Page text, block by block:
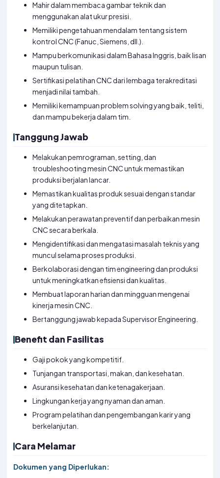
Mahir dalam membaca gambar teknik dan
menggunakan alat ukur presisi.
Memiliki pengetahuan mendalam tentang sistem
kontrol CNC (Fanuc, Siemens, dll.).
Mampu berkomunikasi dalam Bahasa Inggris, baik lisan
maupun tulisan.
Sertifikasi pelatihan CNC dari lembaga terakreditasi
menjadi nilai tambah.
Memiliki kemampuan problem solving yang baik, teliti,
dan mampu bekerja dalam tim.
Tanggung Jawab
Melakukan pemrograman, setting, dan
troubleshooting mesin CNC untuk memastikan
produksi berjalan lancar.
Memastikan kualitas produk sesuai dengan standar
yang ditetapkan.
Melakukan perawatan preventif dan perbaikan mesin
CNC secara berkala.
Mengidentifikasi dan mengatasi masalah teknis yang
muncul selama proses produksi.
Berkolaborasi dengan tim engineering dan produksi
untuk meningkatkan efisiensi dan kualitas.
Membuat laporan harian dan mingguan mengenai
kinerja mesin CNC.
Bertanggung jawab kepada Supervisor Engineering.
Benefit dan Fasilitas
Gaji pokok yang kompetitif.
Tunjangan transportasi, makan, dan kesehatan.
Asuransi kesehatan dan ketenagakerjaan.
Lingkungan kerja yang nyaman dan aman.
Program pelatihan dan pengembangan karir yang
berkelanjutan.
Cara Melamar
Dokumen yang Diperlukan: